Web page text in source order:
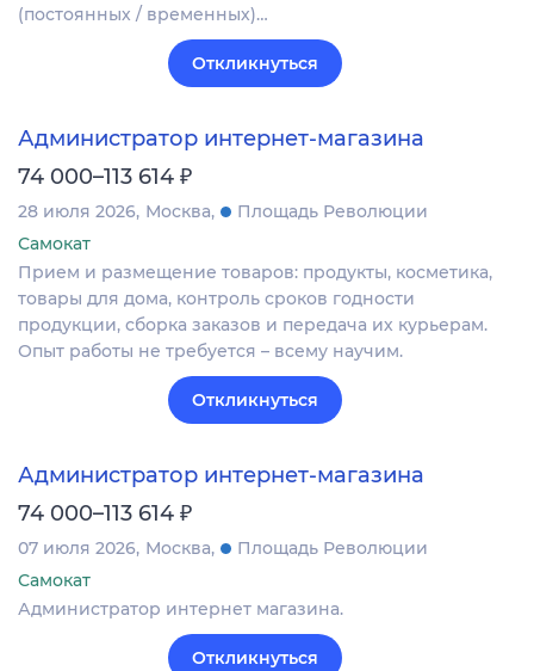
(постоянных / временных)…
Откликнуться
Администратор интернет-магазина
74 000–113 614 ₽
28 июля 2026 Москва
Площадь Революции
Самокат
Прием и размещение товаров: продукты, косметика,
товары для дома, контроль сроков годности
продукции, сборка заказов и передача их курьерам.
Опыт работы не требуется – всему научим.
Откликнуться
Администратор интернет-магазина
74 000–113 614 ₽
07 июля 2026 Москва
Площадь Революции
Самокат
Администратор интернет магазина.
Откликнуться